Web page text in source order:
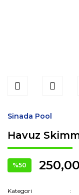
Sinada Pool
Havuz
%50
Kategori